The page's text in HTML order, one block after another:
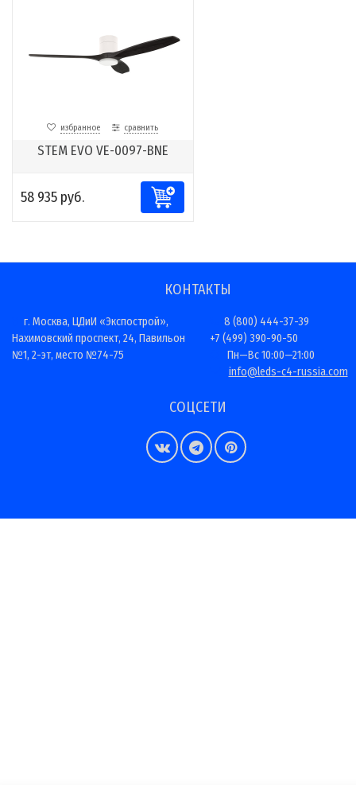
избранное сравнить
STEM EVO VE-0097-BNE
58 935 руб.
КОНТАКТЫ
г. Москва, ЦДиИ «Экспострой»,
Нахимовский проспект, 24, Павильон
№1, 2-эт, место №74-75
8 (800) 444-37-39
+7 (499) 390-90-50
Пн—Вс 10:00—21:00
info@leds-c4-russia.com
СОЦСЕТИ